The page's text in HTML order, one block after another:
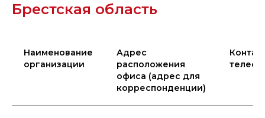
Брестская область
Наименование
организации
Адрес
расположения
офиса (адрес для
корреспонденции)